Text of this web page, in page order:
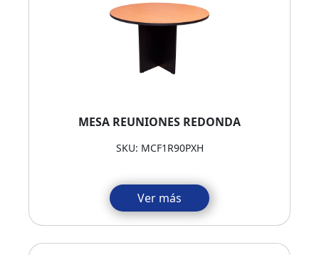
MESA REUNIONES REDONDA
SKU: MCF1R90PXH
Ver más